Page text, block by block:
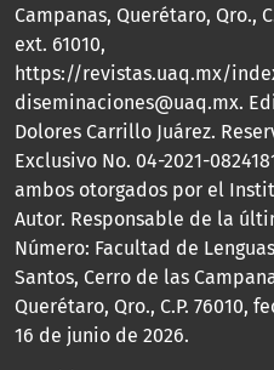
Campanas, Querétaro, Qro.,
ext. 61010,
https://revistas.uaq.mx/
diseminaciones@uaq.mx.
Dolores Carrillo Juárez.
Exclusivo No. 04-2021-
ambos otorgados por el
Autor. Responsable de la
Número: Facultad de
Santos, Cerro de las
Querétaro, Qro., C.P. 76010,
16 de junio de 2026.